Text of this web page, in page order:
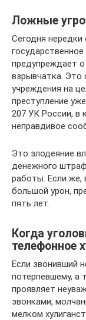
Ложные
Сегодня нередки
предупреждает
взрывчатка. Это
учреждения на
преступление
207 УК России, в
неправдивое
Это злодеяние
денежного
работы. Если же,
большой урон,
пять лет.
Когда
телефонное
Если звонивший
потерпевшему, а
проявляет
звонками,
мелком